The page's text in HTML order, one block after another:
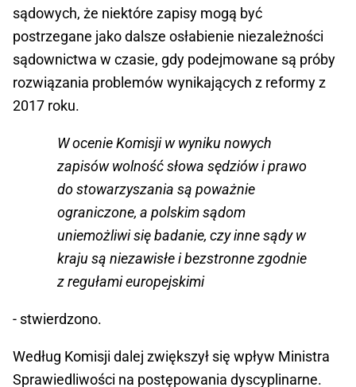
sądowych, że niektóre zapisy mogą być
postrzegane jako dalsze osłabienie niezależności
sądownictwa w czasie, gdy podejmowane są próby
rozwiązania problemów wynikających z reformy z
2017 roku.
W ocenie Komisji w wyniku nowych
zapisów wolność słowa sędziów i prawo
do stowarzyszania są poważnie
ograniczone, a polskim sądom
uniemożliwi się badanie, czy inne sądy w
kraju są niezawisłe i bezstronne zgodnie
z regułami europejskimi
- stwierdzono.
Według Komisji dalej zwiększył się wpływ Ministra
Sprawiedliwości na postępowania dyscyplinarne.